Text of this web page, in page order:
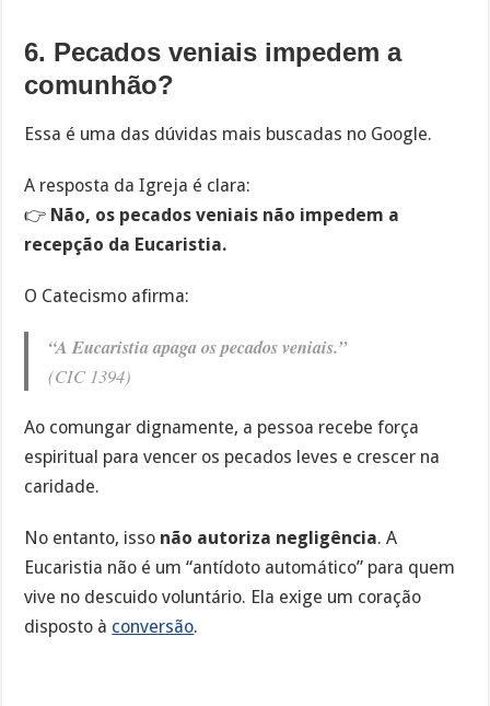
6. Pecados veniais impedem a
comunhão?
Essa é uma das dúvidas mais buscadas no Google.
A resposta da Igreja é clara:
👉 Não, os pecados veniais não impedem a
recepção da Eucaristia.
O Catecismo afirma:
“A Eucaristia apaga os pecados veniais.”
(CIC 1394)
Ao comungar dignamente, a pessoa recebe força
espiritual para vencer os pecados leves e crescer na
caridade.
No entanto, isso não autoriza negligência. A
Eucaristia não é um “antídoto automático” para quem
vive no descuido voluntário. Ela exige um coração
disposto à conversão.